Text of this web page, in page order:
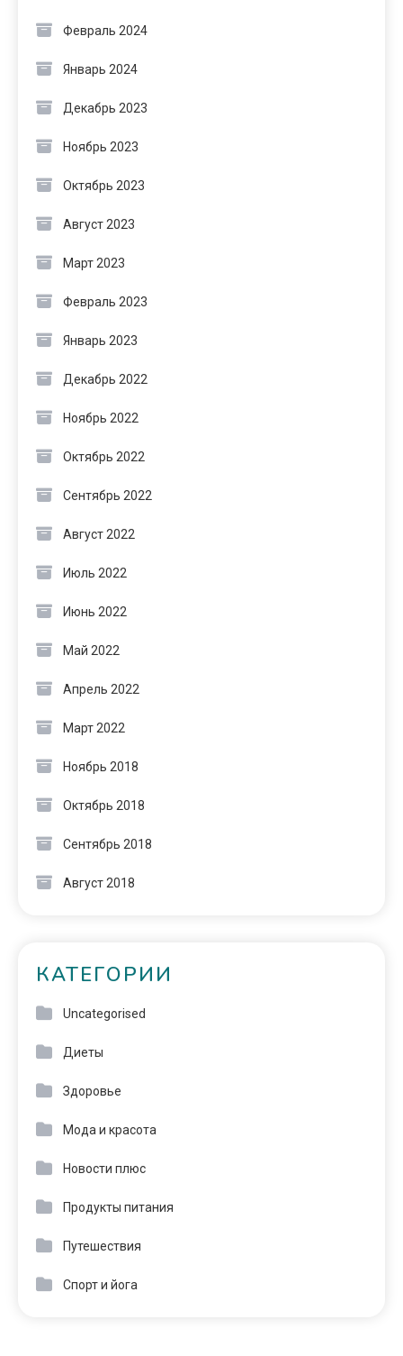
Февраль 2024
Январь 2024
Декабрь 2023
Ноябрь 2023
Октябрь 2023
Август 2023
Март 2023
Февраль 2023
Январь 2023
Декабрь 2022
Ноябрь 2022
Октябрь 2022
Сентябрь 2022
Август 2022
Июль 2022
Июнь 2022
Май 2022
Апрель 2022
Март 2022
Ноябрь 2018
Октябрь 2018
Сентябрь 2018
Август 2018
КАТЕГОРИИ
Uncategorised
Диеты
Здоровье
Мода и красота
Новости плюс
Продукты питания
Путешествия
Спорт и йога